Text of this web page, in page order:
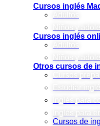
Cursos inglés
Adultos
Niños y
Cursos inglés
Adultos
Niños y
Otros cursos de
Cursos
Estudiar
Inglés para
Inglés para
Cursos de